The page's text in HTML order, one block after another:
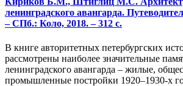
ленинградского авангарда.
– СПб.: Коло, 2018. – 312 с.
В книге авторитетных петербургских
рассмотрены наиболее значительные
ленинградского авангарда – жилые,
промышленные постройки 1920–1930-х